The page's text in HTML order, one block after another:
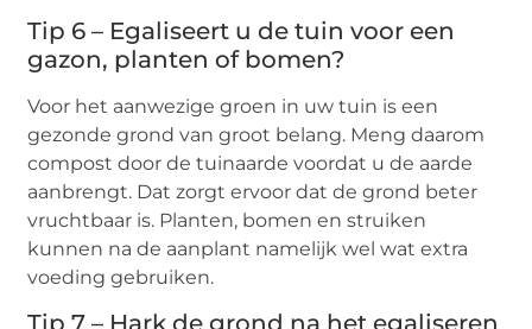
Tip 6 – Egaliseert u de tuin voor een
gazon, planten of bomen?
Voor het aanwezige groen in uw tuin is een
gezonde grond van groot belang. Meng daarom
compost door de tuinaarde voordat u de aarde
aanbrengt. Dat zorgt ervoor dat de grond beter
vruchtbaar is. Planten, bomen en struiken
kunnen na de aanplant namelijk wel wat extra
voeding gebruiken.
Tip 7 – Hark de grond na het egaliseren